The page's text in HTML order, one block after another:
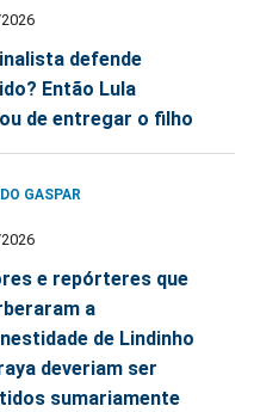
defende
Então Lula
de entregar o filho
GASPAR
e repórteres que
a
de Lindinho
deveriam ser
sumariamente